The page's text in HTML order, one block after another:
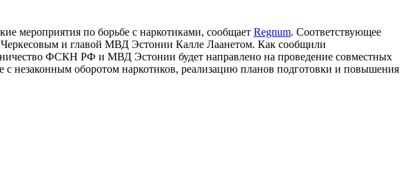
мероприятия по борьбе с наркотиками, сообщает Regnum. Соответствующее
и главой МВД Эстонии Калле Лаанетом. Как сообщили
ФСКН РФ и МВД Эстонии будет направлено на проведение совместных
незаконным оборотом наркотиков, реализацию планов подготовки и повышения